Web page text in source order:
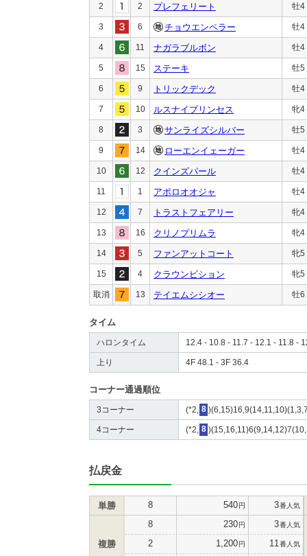
2 2 プレフェリート 牡4
3 6 チョウエンペラー 牡4
4 11 ナガラブルボン 牡4
5 15 ステーキ 牡5
6 9 トリックデック 牡4
7 10 ルスナイプリンセス 牝4
8 3 サンライズシルバー 牡5
9 14 ローエンイェーガー 牡4
10 12 クインズパール 牡4
11 1 アポロオオジャ 牡4
12 7 トラストフェアリー 牝4
13 16 クリノプリムラ 牝4
14 5 ファンアットコート 牝5
15 4 クラウンビション 牝5
取消 13 テイエムシシオー 牡6
タイム
ハロンタイム 12.4 - 10.8 - 11.7 - 12.1 - 11.8 -
上り 4F 48.1 - 3F 36.4
コーナー通過順位
3コーナー (*2, 8
4コーナー (*2, 8
払戻金
単勝 8 540円 3番人気
複勝
8 230円 3番人気
2 1,200円 11 番人気